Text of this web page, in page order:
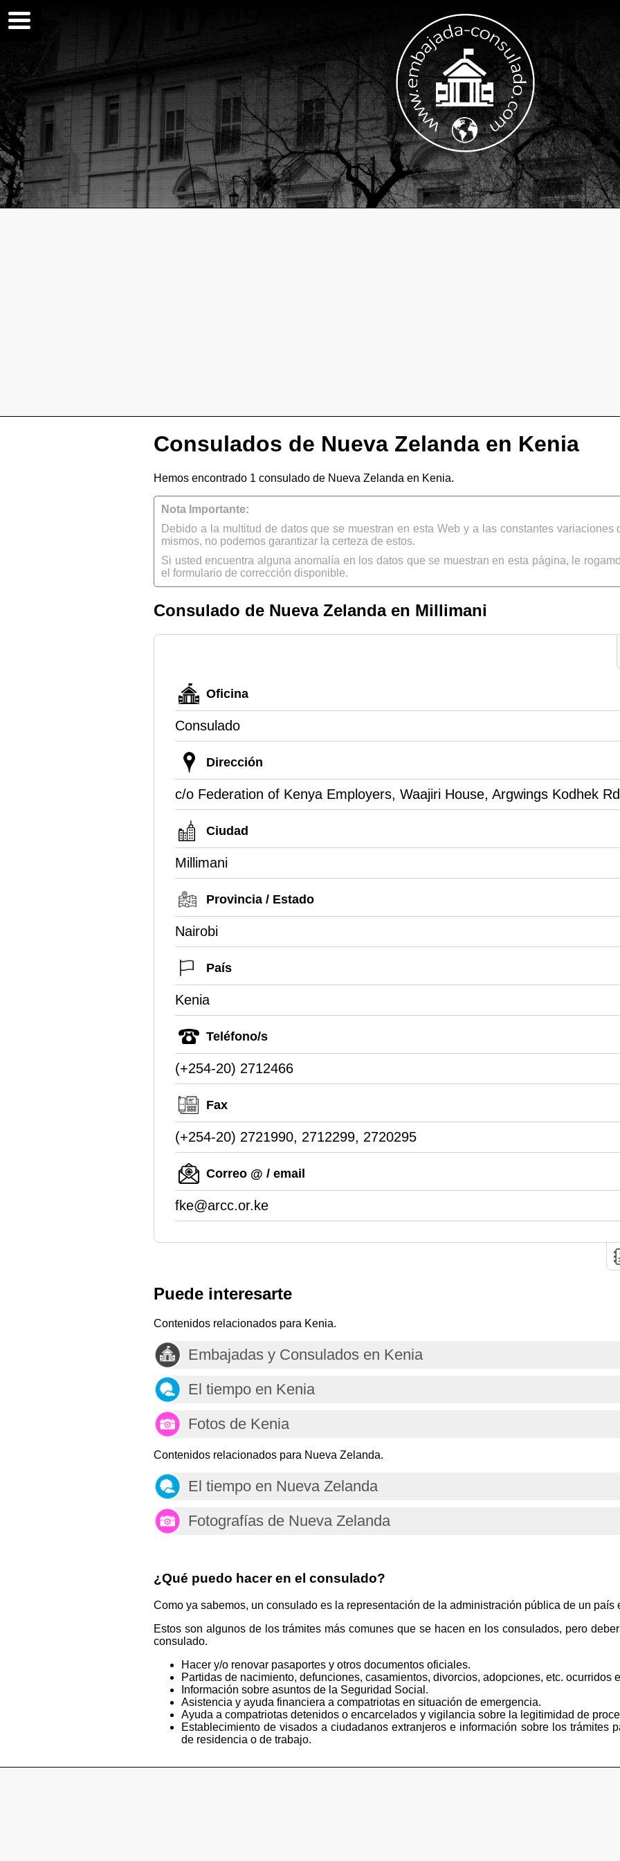
Consulados de Nueva Zelanda en Kenia
Hemos encontrado 1 consulado de Nueva Zelanda en Kenia.
Nota Importante:
Debido a la multitud de datos que se muestran en esta Web y a las constantes
mismos, no podemos garantizar la certeza de estos.
Si usted encuentra alguna anomalía en los datos que se muestran en esta página, le
el formulario de corrección disponible.
Consulado de Nueva Zelanda en Millimani
Oficina
Consulado
Dirección
c/o Federation of Kenya Employers, Waajiri House, Argwings Kodhek
Ciudad
Millimani
Provincia / Estado
Nairobi
País
Kenia
Teléfono/s
(+254-20) 2712466
Fax
(+254-20) 2721990, 2712299, 2720295
Correo @ / email
fke@arcc.or.ke
Puede interesarte
Contenidos relacionados para Kenia.
Embajadas y Consulados en Kenia
El tiempo en Kenia
Fotos de Kenia
Contenidos relacionados para Nueva Zelanda.
El tiempo en Nueva Zelanda
Fotografías de Nueva Zelanda
¿Qué puedo hacer en el consulado?
Como ya sabemos, un consulado es la representación de la administración pública de un país
Estos son algunos de los trámites más comunes que se hacen en los consulados, pero
consulado.
Hacer y/o renovar pasaportes y otros documentos oficiales.
Partidas de nacimiento, defunciones, casamientos, divorcios, adopciones, etc. ocurridos
Información sobre asuntos de la Seguridad Social.
Asistencia y ayuda financiera a compatriotas en situación de emergencia.
Ayuda a compatriotas detenidos o encarcelados y vigilancia sobre la legitimidad de
Establecimiento de visados a ciudadanos extranjeros e información sobre los trámites
de residencia o de trabajo.